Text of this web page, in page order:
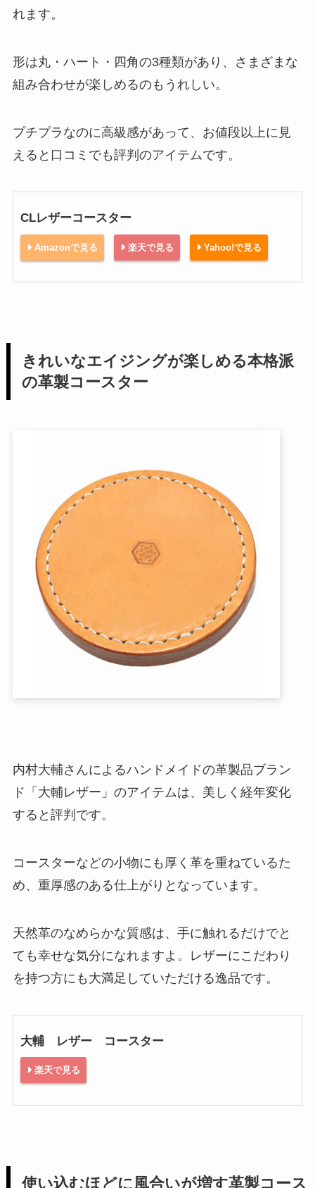
れます。
形は丸・ハート・四角の3種類があり、さまざまな
組み合わせが楽しめるのもうれしい。
プチプラなのに高級感があって、お値段以上に見
えると口コミでも評判のアイテムです。
CLレザーコースター
Amazonで見る 楽天で見る Yahoo!で見る
きれいなエイジングが楽しめる本格派
の革製コースター
内村大輔さんによるハンドメイドの革製品ブラン
ド「大輔レザー」のアイテムは、美しく経年変化
すると評判です。
コースターなどの小物にも厚く革を重ねているた
め、重厚感のある仕上がりとなっています。
天然革のなめらかな質感は、手に触れるだけでと
ても幸せな気分になれますよ。レザーにこだわり
を持つ方にも大満足していただける逸品です。
大輔 レザー コースター
楽天で見る
使い込むほどに風合いが増す革製コース